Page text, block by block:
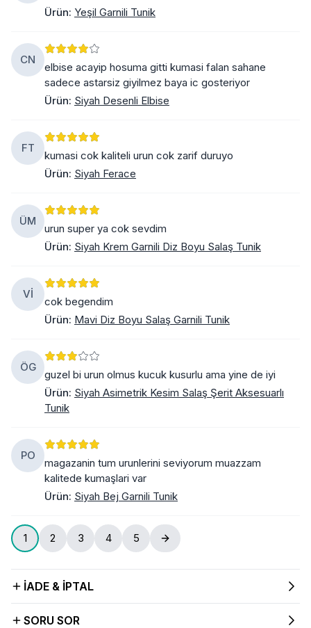
Ürün: Yeşil Garnili Tunik
CN
elbise acayip hosuma gitti kumasi falan sahane
sadece astarsiz giyilmez baya ic gosteriyor
Ürün: Siyah Desenli Elbise
FT
kumasi cok kaliteli urun cok zarif duruyo
Ürün: Siyah Ferace
ÜM
urun super ya cok sevdim
Ürün: Siyah Krem Garnili Diz Boyu Salaş Tunik
Vİ
cok begendim
Ürün: Mavi Diz Boyu Salaş Garnili Tunik
ÖG
guzel bi urun olmus kucuk kusurlu ama yine de iyi
Ürün: Siyah Asimetrik Kesim Salaş Şerit Aksesuarlı
Tunik
PO
magazanin tum urunlerini seviyorum muazzam
kalitede kumaşlari var
Ürün: Siyah Bej Garnili Tunik
1 2 3 4 5
İADE & İPTAL
SORU SOR